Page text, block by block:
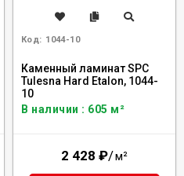
Код: 1044-10
Каменный ламинат SPC
Tulesna Hard Etalon, 1044-
10
В наличии : 605 м²
2 428 ₽/м²